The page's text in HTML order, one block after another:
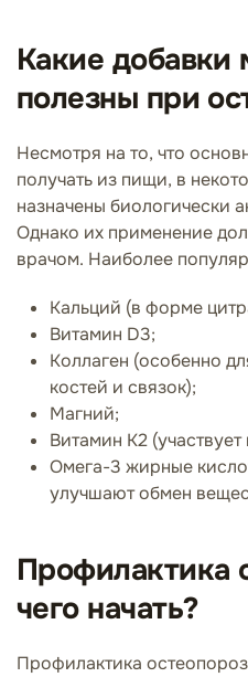
Какие добавки
полезны при
Несмотря на то, что
получать из пищи, в
назначены биологически
Однако их применение
врачом. Наиболее
Кальций (в форме
Витамин D3;
Коллаген (особенно
костей и связок);
Магний;
Витамин К2
Омега-3 жирные
улучшают обмен
Профилактика
чего начать?
Профилактика